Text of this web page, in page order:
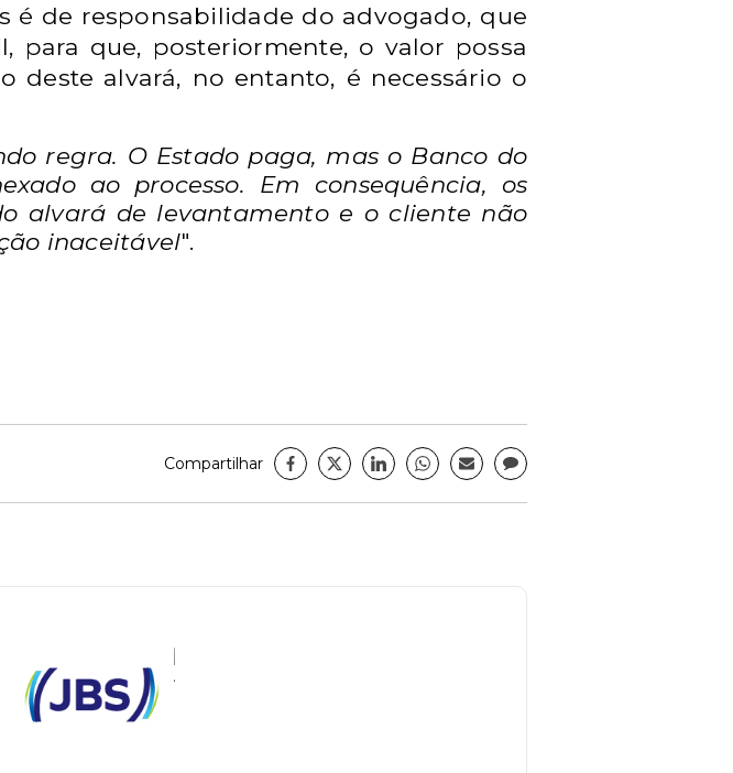
é de responsabilidade do advogado, que
para que, posteriormente, o valor possa
deste alvará, no entanto, é necessário o
regra. O Estado paga, mas o Banco do
ao processo. Em consequência, os
alvará de levantamento e o cliente não
inaceitável".
Compartilhar